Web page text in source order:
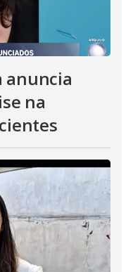
anuncia
na